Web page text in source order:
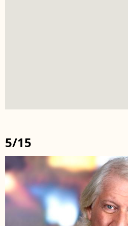
5/15